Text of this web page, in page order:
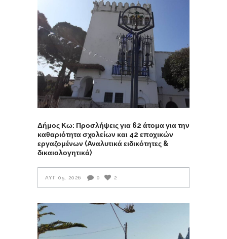
Δήμος Κω: Προσλήψεις για 62 άτομα για την
καθαριότητα σχολείων και 42 εποχικών
εργαζομένων (Αναλυτικά ειδικότητες &
δικαιολογητικά)
ΑΥΓ 05, 2026 0 2